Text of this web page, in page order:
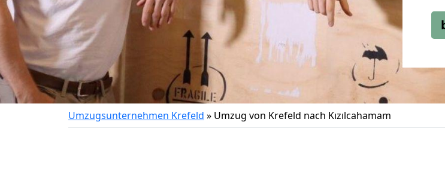
Umzugsunternehmen Krefeld » Umzug von Krefeld nach Kızılcahamam